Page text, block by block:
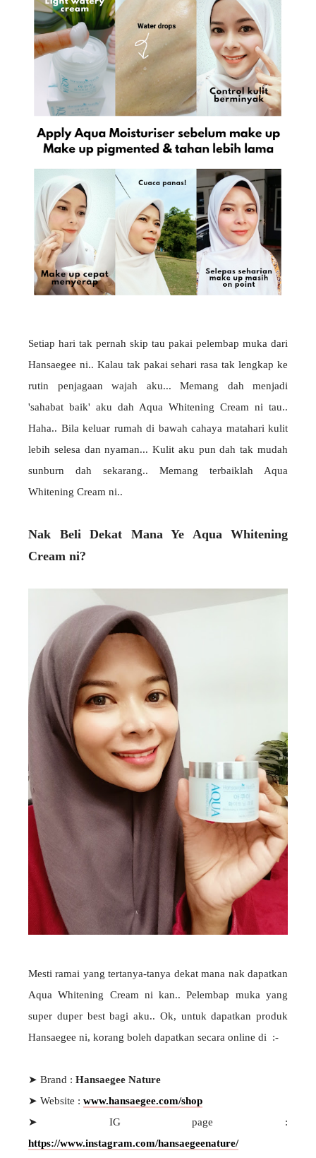
Setiap hari tak pernah skip tau pakai pelembap muka dari
Hansaegee ni.. Kalau tak pakai sehari rasa tak lengkap ke
rutin penjagaan wajah aku... Memang dah menjadi
'sahabat baik' aku dah Aqua Whitening Cream ni tau..
Haha.. Bila keluar rumah di bawah cahaya matahari kulit
lebih selesa dan nyaman... Kulit aku pun dah tak mudah
sunburn dah sekarang.. Memang terbaiklah Aqua
Whitening Cream ni..
Nak Beli Dekat Mana Ye Aqua Whitening
Cream ni?
Mesti ramai yang tertanya-tanya dekat mana nak dapatkan
Aqua Whitening Cream ni kan.. Pelembap muka yang
super duper best bagi aku.. Ok, untuk dapatkan produk
Hansaegee ni, korang boleh dapatkan secara online di :-
➤ Brand : Hansaegee Nature
➤ Website : www.hansaegee.com/shop
➤ IG page :
https://www.instagram.com/hansaegeenature/